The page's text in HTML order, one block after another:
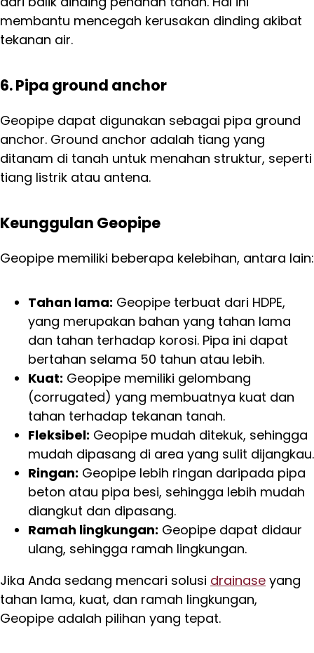
membantu mencegah kerusakan dinding akibat
tekanan air.
6. Pipa ground anchor
Geopipe dapat digunakan sebagai pipa ground
anchor. Ground anchor adalah tiang yang
ditanam di tanah untuk menahan struktur, seperti
tiang listrik atau antena.
Keunggulan Geopipe
Geopipe memiliki beberapa kelebihan, antara lain:
Tahan lama: Geopipe terbuat dari HDPE,
yang merupakan bahan yang tahan lama
dan tahan terhadap korosi. Pipa ini dapat
bertahan selama 50 tahun atau lebih.
Kuat: Geopipe memiliki gelombang
(corrugated) yang membuatnya kuat dan
tahan terhadap tekanan tanah.
Fleksibel: Geopipe mudah ditekuk, sehingga
mudah dipasang di area yang sulit dijangkau.
Ringan: Geopipe lebih ringan daripada pipa
beton atau pipa besi, sehingga lebih mudah
diangkut dan dipasang.
Ramah lingkungan: Geopipe dapat didaur
ulang, sehingga ramah lingkungan.
Jika Anda sedang mencari solusi drainase yang
tahan lama, kuat, dan ramah lingkungan,
Geopipe adalah pilihan yang tepat.